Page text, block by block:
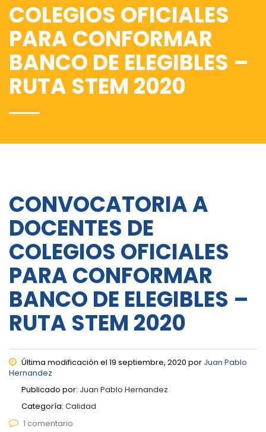
COLEGIOS OFICIALES
PARA CONFORMAR
BANCO DE ELEGIBLES –
RUTA STEM 2020
CONVOCATORIA A
DOCENTES DE
COLEGIOS OFICIALES
PARA CONFORMAR
BANCO DE ELEGIBLES –
RUTA STEM 2020
Última modificación el 19 septiembre, 2020 por Juan Pablo
Hernandez
Publicado por: Juan Pablo Hernandez
Categoría: Calidad
1 comentario